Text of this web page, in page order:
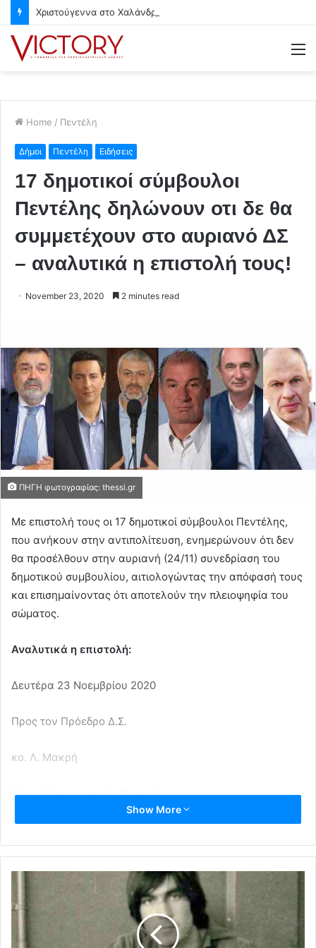
Home / Πεντέλη
Δήμοι Πεντέλη Ειδήσεις
17 δημοτικοί σύμβουλοι
Πεντέλης δηλώνουν οτι δε θα
συμμετέχουν στο αυριανό ΔΣ
– αναλυτικά η επιστολή τους!
November 23, 2020 2 minutes read
ΠΗΓΗ φωτογραφίας: thessi.gr
Με επιστολή τους οι 17 δημοτικοί σύμβουλοι Πεντέλης,
που ανήκουν στην αντιπολίτευση, ενημερώνουν ότι δεν
θα προσέλθουν στην αυριανή (24/11) συνεδρίαση του
δημοτικού συμβουλίου, αιτιολογώντας την απόφασή τους
και επισημαίνοντας ότι αποτελούν την πλειοψηφία του
σώματος.
Αναλυτικά η επιστολή:
Δευτέρα 23 Νοεμβρίου 2020
Προς τον Πρόεδρο Δ.Σ.
κο. Λ. Μακρή
Κοιν: Δήμαρχο κα. Δ. Κεχαγιά
Κύριε Πρόεδρε και κύριοι της Συνδιοίκησης
Με την επιστολή μας αυτή, 17 Δημοτικοί Σύμβουλοι της
Show More